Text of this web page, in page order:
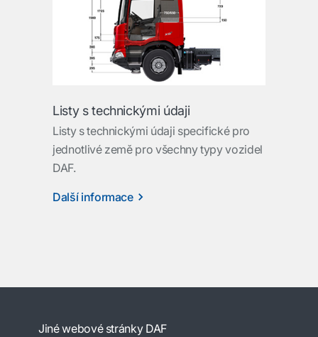
Listy s technickými údaji
Listy s technickými údaji specifické pro
jednotlivé země pro všechny typy vozidel
DAF.
Další informace
Jiné webové stránky DAF